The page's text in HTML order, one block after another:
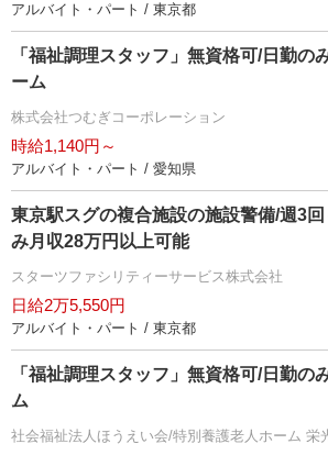
アルバイト・パート / 東京都
「福祉調理スタッフ」無資格可/日勤の
ーム
株式会社つむぎコーポレーション
時給1,140円～
アルバイト・パート / 愛知県
東京駅スグの複合施設の施設警備/週3
み月収28万円以上可能
スターツファシリティーサービス株式会社
日給2万5,550円
アルバイト・パート / 東京都
「福祉調理スタッフ」無資格可/日勤の
ム
社会福祉法人ほうえい会/特別養護老人ホーム 栄